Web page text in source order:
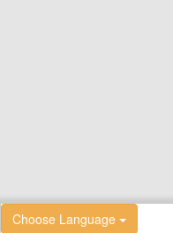
Choose Language